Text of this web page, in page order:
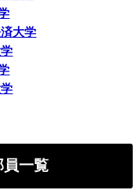
大学
員一覧